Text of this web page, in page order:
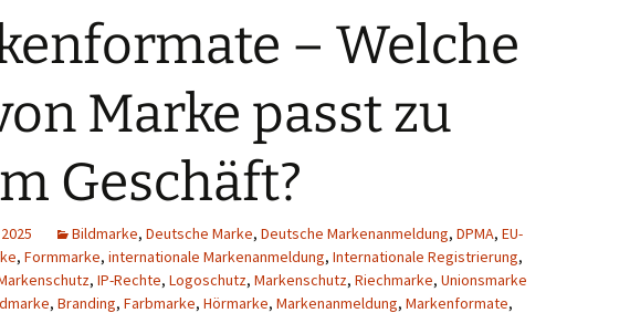
ab 89€*
249€*
ab
ab 175€*
Amtsgebühren
Markenanmelder
– Welche
Marke passt zu
Geschäft?
Bildmarke, Deutsche Marke, Deutsche Markenanmeldung, DPMA, EU-
, Formmarke, internationale Markenanmeldung, Internationale Registrierung,
, IP-Rechte, Logoschutz, Markenschutz, Riechmarke, Unionsmarke
, Branding, Farbmarke, Hörmarke, Markenanmeldung, Markenformate,